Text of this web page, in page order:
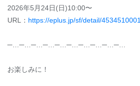
2026年5月24日(日)10:00〜
URL： https://eplus.jp/sf/detail/4534510001
─…─…─…─…─…─…─…─…─…─…
お楽しみに！